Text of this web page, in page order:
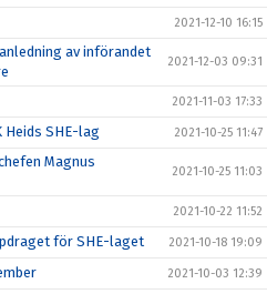
2021-12-10 16:15
av införandet
2021-12-03 09:31
2021-11-03 17:33
Heids SHE-lag 2021-10-25 11:47
Magnus
2021-10-25 11:03
2021-10-22 11:52
för SHE-laget 2021-10-18 19:09
2021-10-03 12:39